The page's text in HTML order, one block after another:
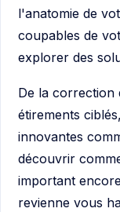
l'anatomie de
coupables de
explorer des
De la correction
étirements
innovantes
découvrir
important
revienne vous